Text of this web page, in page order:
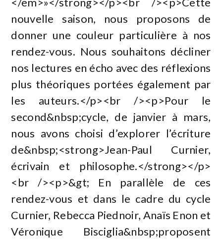
nouvelle saison, nous proposons de
donner une couleur particulière à nos
rendez-vous. Nous souhaitons décliner
nos lectures en écho avec des réflexions
plus théoriques portées également par
les auteurs.</p><br /><p>Pour le
second&nbsp;cycle, de janvier à mars,
nous avons choisi d’explorer l’écriture
de&nbsp;<strong>Jean-Paul Curnier,
écrivain et philosophe.</strong></p>
<br /><p>&gt; En parallèle de ces
rendez-vous et dans le cadre du cycle
Curnier, Rebecca Piednoir, Anaïs Enon et
Véronique Bisciglia&nbsp;proposent